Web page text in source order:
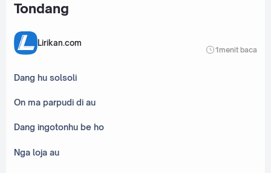
Tondang
Lirikan.com
1menit baca
Dang hu solsoli
On ma parpudi di au
Dang ingotonhu be ho
Nga loja au